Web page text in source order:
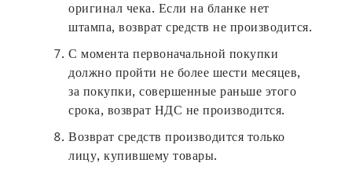
оригинал чека. Если на бланке нет
штампа, возврат средств не производится.
С момента первоначальной покупки
должно пройти не более шести месяцев,
за покупки, совершенные раньше этого
срока, возврат НДС не производится.
Возврат средств производится только
лицу, купившему товары.